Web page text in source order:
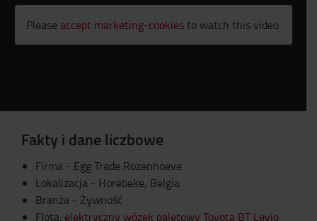
Please accept marketing-cookiesto watch this video.
Fakty i dane liczbowe
Firma - Egg Trade Rozenhoeve
Lokalizacja - Horebeke, Belgia
Branża - Żywność
Flota: elektryczny wózek paletowy Toyota BT Levio